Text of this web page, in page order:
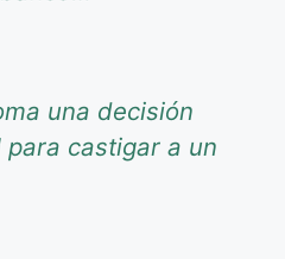
una decisión
castigar a un